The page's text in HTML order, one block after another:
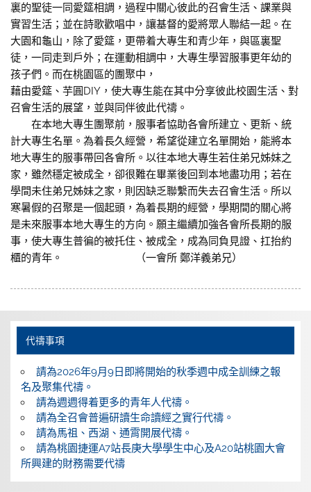
裏的聖徒一同愛筵相調，過程中關心彼此的召會生活、課業與
實習生活；並在詩歌歡唱中，讓基督的愛將眾人聯結一起。在
大園和龜山，除了愛筵，更帶着大專生和青少年，與區裏聖
徒，一同走到戶外；在運動相調中，大專生學習服事更年幼的
孩子們。而在桃園區的團聚中，
藉由愛筵、芋圓DIY，使大專生能在其中分享彼此校園生活、對
召會生活的展望，並與同伴彼此代禱。
在本地大專生團聚前，服事者協助各會所建立、更新、統
計大專生名單。為着長久經營，希望從建立名單開始，能將本
地大專生的服事帶回各會所。以往本地大專生若住弟兄姊妹之
家，雖然穩定被成全，卻很難在畢業後回到本地盡功用；若在
學間未住弟兄姊妹之家，則因缺乏聯繫而失去召會生活。所以
寒暑假的召聚是一個起頭，為着長期的經營，學期間的關心將
是未來服事本地大專生的方向。願主繼續加強各會所長期的服
事，使大專生普徧的被托住、被成全，成為同負見證、扛抬約
櫃的青年。 （一會所 鄭洋義弟兄）
代禱事項
請為2026年9月9日即將開始的秋季週中成全訓練之報
名及聚集代禱。
請為週週得着更多的青年人代禱。
請為全召會普遍研讀生命讀經之實行代禱。
請為馬祖、西湖、通霄開展代禱。
請為桃園捷運A7站長庚大學學生中心及A20站桃園大會
所興建的財務需要代禱